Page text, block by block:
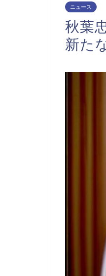
ニュース
秋葉
新た